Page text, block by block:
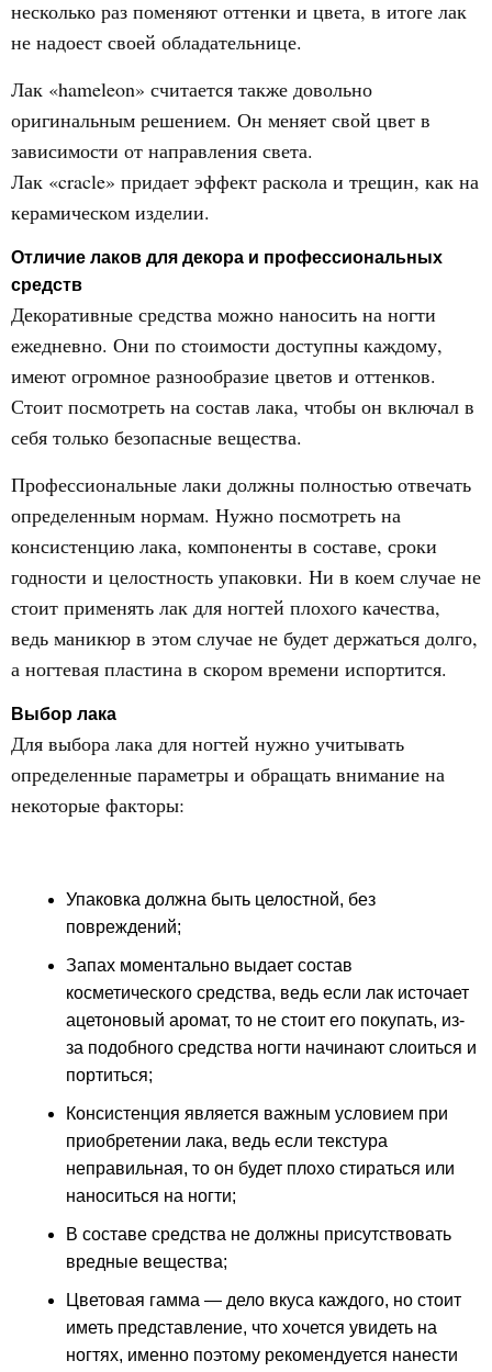
несколько раз поменяют оттенки и цвета, в итоге лак
не надоест своей обладательнице.
Лак «hameleon» считается также довольно
оригинальным решением. Он меняет свой цвет в
зависимости от направления света.
Лак «cracle» придает эффект раскола и трещин, как на
керамическом изделии.
Отличие лаков для декора и профессиональных
средств
Декоративные средства можно наносить на ногти
ежедневно. Они по стоимости доступны каждому,
имеют огромное разнообразие цветов и оттенков.
Стоит посмотреть на состав лака, чтобы он включал в
себя только безопасные вещества.
Профессиональные лаки должны полностью отвечать
определенным нормам. Нужно посмотреть на
консистенцию лака, компоненты в составе, сроки
годности и целостность упаковки. Ни в коем случае не
стоит применять лак для ногтей плохого качества,
ведь маникюр в этом случае не будет держаться долго,
а ногтевая пластина в скором времени испортится.
Выбор лака
Для выбора лака для ногтей нужно учитывать
определенные параметры и обращать внимание на
некоторые факторы:
Упаковка должна быть целостной, без
повреждений;
Запах моментально выдает состав
косметического средства, ведь если лак источает
ацетоновый аромат, то не стоит его покупать, из-
за подобного средства ногти начинают слоиться и
портиться;
Консистенция является важным условием при
приобретении лака, ведь если текстура
неправильная, то он будет плохо стираться или
наноситься на ногти;
В составе средства не должны присутствовать
вредные вещества;
Цветовая гамма — дело вкуса каждого, но стоит
иметь представление, что хочется увидеть на
ногтях, именно поэтому рекомендуется нанести